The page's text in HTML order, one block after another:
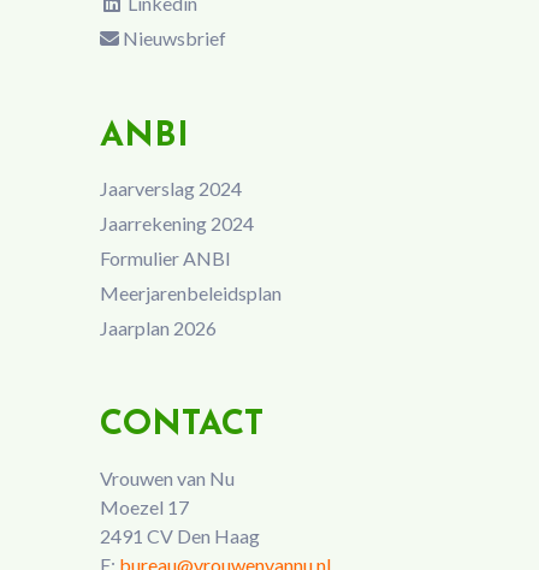
Nieuwsbrief
ANBI
Jaarverslag 2024
Jaarrekening 2024
Formulier ANBI
Meerjarenbeleidsplan
Jaarplan 2026
CONTACT
Vrouwen van Nu
Moezel 17
2491 CV Den Haag
E: bureau@vrouwenvannu.nl